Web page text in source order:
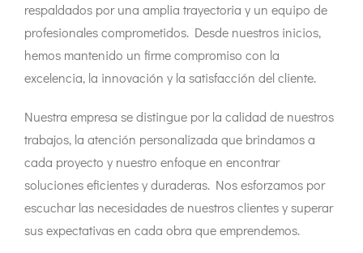
respaldados por una amplia trayectoria y un equipo de
profesionales comprometidos. Desde nuestros inicios,
hemos mantenido un firme compromiso con la
excelencia, la innovación y la satisfacción del cliente.
Nuestra empresa se distingue por la calidad de nuestros
trabajos, la atención personalizada que brindamos a
cada proyecto y nuestro enfoque en encontrar
soluciones eficientes y duraderas. Nos esforzamos por
escuchar las necesidades de nuestros clientes y superar
sus expectativas en cada obra que emprendemos.